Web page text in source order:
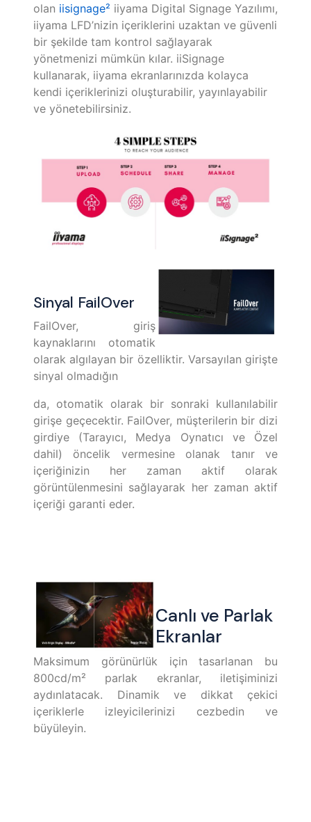
olan iisignage² iiyama Digital Signage Yazılımı,
iiyama LFD’nizin içeriklerini uzaktan ve güvenli
bir şekilde tam kontrol sağlayarak
yönetmenizi mümkün kılar. iiSignage
kullanarak, iiyama ekranlarınızda kolayca
kendi içeriklerinizi oluşturabilir, yayınlayabilir
ve yönetebilirsiniz.
Sinyal FailOver
FailOver, giriş
kaynaklarını otomatik
olarak algılayan bir özelliktir. Varsayılan girişte
sinyal olmadığın
da, otomatik olarak bir sonraki kullanılabilir
girişe geçecektir. FailOver, müşterilerin bir dizi
girdiye (Tarayıcı, Medya Oynatıcı ve Özel
dahil) öncelik vermesine olanak tanır ve
içeriğinizin her zaman aktif olarak
görüntülenmesini sağlayarak her zaman aktif
içeriği garanti eder.
Canlı ve Parlak
Ekranlar
Maksimum görünürlük için tasarlanan bu
800cd/m² parlak ekranlar, iletişiminizi
aydınlatacak. Dinamik ve dikkat çekici
içeriklerle izleyicilerinizi cezbedin ve
büyüleyin.